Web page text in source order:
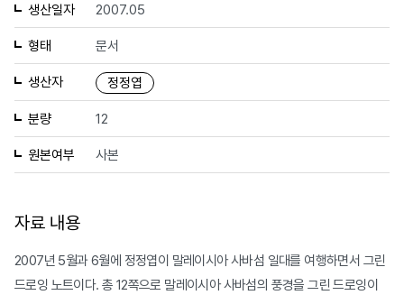
생산일자 2007.05
형태 문서
생산자 정정엽
분량 12
원본여부 사본
자료 내용
2007년 5월과 6월에 정정엽이 말레이시아 사바섬 일대를 여행하면서 그린
드로잉 노트이다. 총 12쪽으로 말레이시아 사바섬의 풍경을 그린 드로잉이